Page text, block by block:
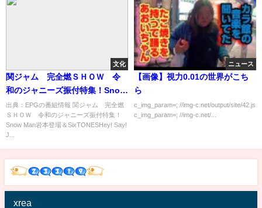
文化
関ジャム 完全燃ＳＨＯＷ 令
和のジャニーズ振付特集！Snow
Man岩本登場＆SixTONES[字]…
の番組内容解析まとめ
出典：EPGの番組情報 関ジャム 完全燃
ＳＨＯＷ 令和のジャニーズ振付特集！
Snow Man岩本登場＆SixTONESHey! Say!
J...
ニュース
【画像】視力0.01の世界がこち
ら
c_img_param=; //img-c.net/output/site/42.js
c_img_param=; //img-c.net/...
xrea